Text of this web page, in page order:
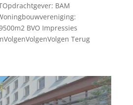
BAM
BVO Impressies
Terug